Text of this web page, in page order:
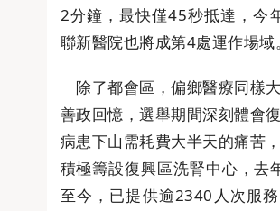
2分鐘，最快僅45秒抵達，今
聯新醫院也將成第4處運作場域。
除了都會區，偏鄉醫療同樣
善政回憶，選舉期間深刻體會
病患下山需耗費大半天的痛苦
積極籌設復興區洗腎中心，去
至今，已提供逾2340人次服